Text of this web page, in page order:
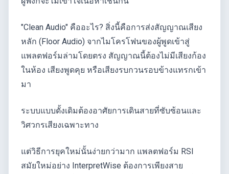
"Clean Audio" คืออะไร? สิ่งนี้คือการส่งสัญญาณเสียง
หลัก (Floor Audio) จากไมโครโฟนของผู้พูดเข้าสู่
แพลตฟอร์มล่ามโดยตรง สัญญาณนี้ต้องไม่มีเสียงก้อง
ในห้อง เสียงพูดคุย หรือเสียงรบกวนรอบข้างแทรกเข้า
มา
ระบบแบบดั้งเดิมต้องอาศัยการเดินสายที่ซับซ้อนและ
วิศวกรเสียงเฉพาะทาง
แต่วิธีการยุคใหม่นั้นง่ายกว่ามาก แพลตฟอร์ม RSI
สมัยใหม่อย่าง InterpretWise ต้องการเพียงสาย